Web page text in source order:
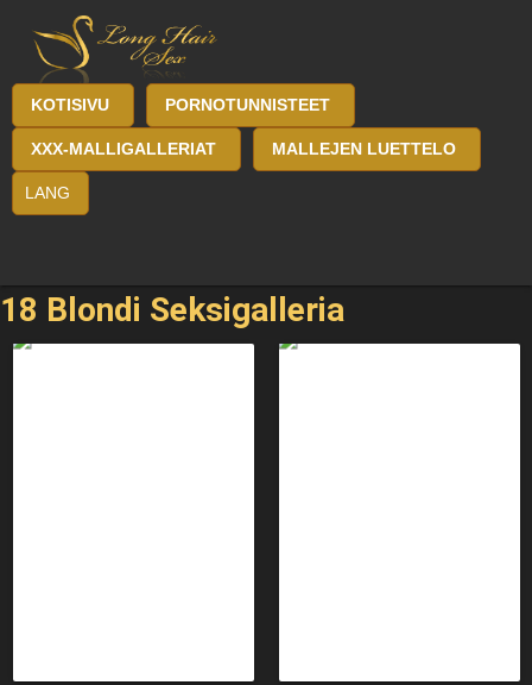
KOTISIVU PORNOTUNNISTEET
XXX-MALLIGALLERIAT MALLEJEN LUETTELO
LANG
18 Blondi Seksigalleria